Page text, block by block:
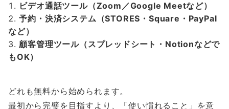
ビデオ通話ツール（Zoom／Google Meetなど）
予約・決済システム（STORES・Square・PayPal
など）
顧客管理ツール（スプレッドシート・Notionなどで
もOK）
どれも無料から始められます。
最初から完璧を目指すより、「使い慣れること」を意